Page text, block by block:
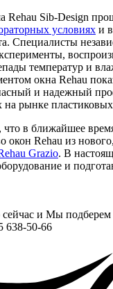
Rehau Sib-Design
условиях и
Специалисты
температур и
окна Rehau
и надежный
рынке
в ближайшее
окон Rehau из
Grazio. В
и
и Мы подберем
638-50-66